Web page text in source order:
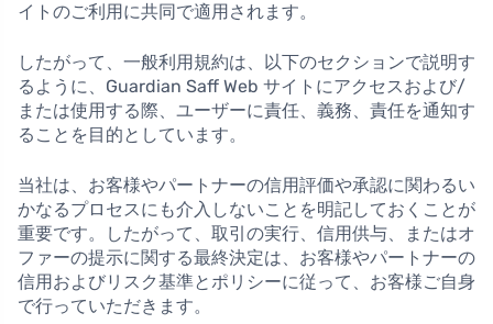
イトのご利用に共同で適用されます。
したがって、一般利用規約は、以下のセクションで説明す
るように、Guardian Saff Web サイトにアクセスおよび/
または使用する際、ユーザーに責任、義務、責任を通知す
ることを目的としています。
当社は、お客様やパートナーの信用評価や承認に関わるい
かなるプロセスにも介入しないことを明記しておくことが
重要です。したがって、取引の実行、信用供与、またはオ
ファーの提示に関する最終決定は、お客様やパートナーの
信用およびリスク基準とポリシーに従って、お客様ご自身
で行っていただきます。